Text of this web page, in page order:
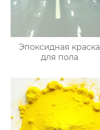
Эпоксидная краска
для пола